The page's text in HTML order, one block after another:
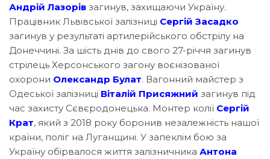
Андрій Лазорів загинув, захищаючи Україну.
Працівник Львівської залізниці Сергій Засадко
загинув у результаті артилерійського обстрілу на
Донеччині. За шість днів до свого 27-річчя загинув
стрілець Херсонського загону воєнізованої
охорони Олександр Булат. Вагонний майстер з
Одеської залізниці Віталій Присяжний загинув під
час захисту Сєвєродонецька. Монтер колії Сергій
Крат, який з 2018 року боронив незалежність нашої
країни, поліг на Луганщині. У запеклім бою за
Україну обірвалося життя залізничника Антона